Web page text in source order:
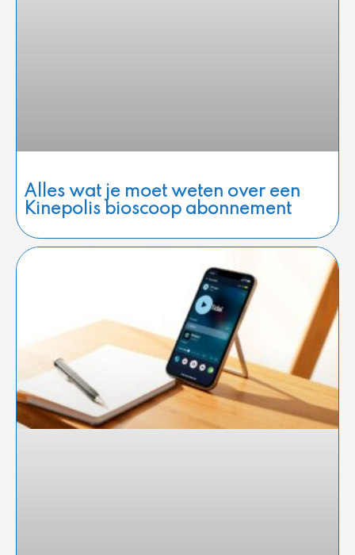
Alles wat je moet weten over een
Kinepolis bioscoop abonnement